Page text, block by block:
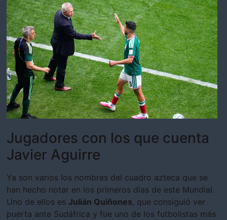
Jugadores con los que cuenta
Javier Aguirre
Ya son varios los nombres del cuadro azteca que se
han hecho notar en los primeros días de este Mundial.
Uno de ellos es Julián Quiñones, que consiguió ver
puerta ante Sudáfrica y fue uno de los futbolistas más